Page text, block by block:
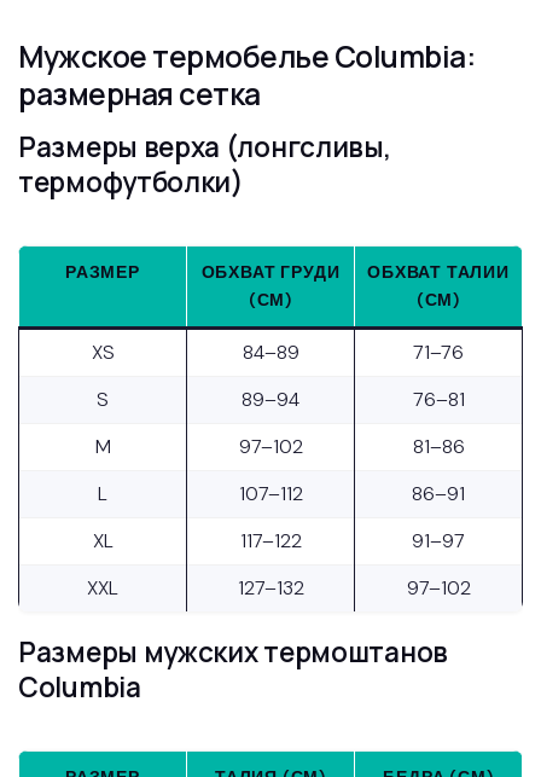
Мужское термобелье Columbia:
размерная сетка
Размеры верха (лонгсливы,
термофутболки)
РАЗМЕР
ОБХВАТ ГРУДИ
(СМ)
ОБХВАТ ТАЛИИ
(СМ)
XS 84–89
71–76
S
89–94
76–81
M
97–102
81–86
L
107–112
86–91
XL
117–122
91–97
XXL
127–132 97–102
Размеры мужских термоштанов
Columbia